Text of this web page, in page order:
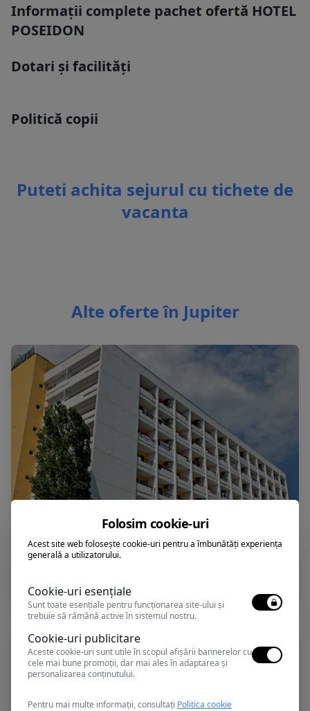
Informații complete pachet ofertă HOTEL
POSEIDON
Dotari și facilități
Politică copii
Puteti achita sejurul cu tichete de
vacanta
Alte oferte în Jupiter
Jupiter, Romania
Folosim cookie-uri
Acest site web folosește cookie-uri pentru a îmbunătăți experiența
generală a utilizatorului.
Cookie-uri esențiale
Sunt toate esențiale pentru funcționarea site-ului și
trebuie să rămână active în sistemul nostru.
Cookie-uri publicitare
Aceste cookie-uri sunt utile în scopul afișării bannerelor cu
cele mai bune promoții, dar mai ales în adaptarea și
personalizarea conținutului.
Pentru mai multe informații, consultați Politica cookie